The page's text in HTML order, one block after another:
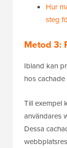
Hur
steg
Metod 3:
Ibland kan
hos cachade
Till exempel
användares
Dessa